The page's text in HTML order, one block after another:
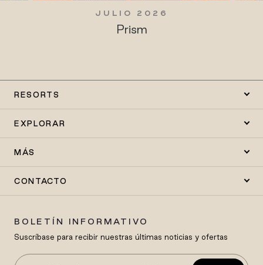
JULIO 2026
Prism
RESORTS
EXPLORAR
MÁS
CONTACTO
BOLETÍN INFORMATIVO
Suscríbase para recibir nuestras últimas noticias y ofertas